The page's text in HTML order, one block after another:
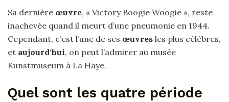
Sa dernière œuvre, « Victory Boogie Woogie », reste
inachevée quand il meurt d’une pneumonie en 1944.
Cependant, c’est l’une de ses œuvres les plus célèbres,
et aujourd‘hui, on peut l’admirer au musée
Kunstmuseum à La Haye.
Quel sont les quatre période